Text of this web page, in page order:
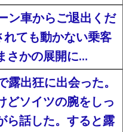
ン車からご退出くだ
ても動かない乗客
さかの展開に…
露出狂に出会った。
どソイツの腕をしっ
ら話した。すると露